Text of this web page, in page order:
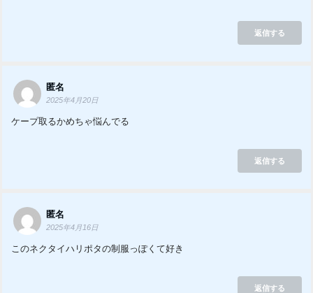
返信する
匿名
2025年4月20日
ケープ取るかめちゃ悩んでる
返信する
匿名
2025年4月16日
このネクタイハリポタの制服っぽくて好き
返信する